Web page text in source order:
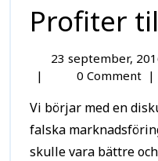
Profiter
23 september,
|
0 Comment |
Vi börjar med en diskussion om vårdföretagens
falska
skulle vara bättre